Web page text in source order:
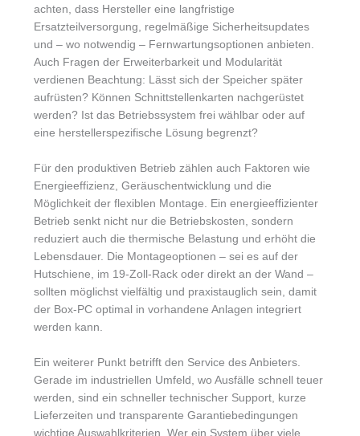
achten, dass Hersteller eine langfristige
Ersatzteilversorgung, regelmäßige Sicherheitsupdates
und – wo notwendig – Fernwartungsoptionen anbieten.
Auch Fragen der Erweiterbarkeit und Modularität
verdienen Beachtung: Lässt sich der Speicher später
aufrüsten? Können Schnittstellenkarten nachgerüstet
werden? Ist das Betriebssystem frei wählbar oder auf
eine herstellerspezifische Lösung begrenzt?
Für den produktiven Betrieb zählen auch Faktoren wie
Energieeffizienz, Geräuschentwicklung und die
Möglichkeit der flexiblen Montage. Ein energieeffizienter
Betrieb senkt nicht nur die Betriebskosten, sondern
reduziert auch die thermische Belastung und erhöht die
Lebensdauer. Die Montageoptionen – sei es auf der
Hutschiene, im 19-Zoll-Rack oder direkt an der Wand –
sollten möglichst vielfältig und praxistauglich sein, damit
der Box-PC optimal in vorhandene Anlagen integriert
werden kann.
Ein weiterer Punkt betrifft den Service des Anbieters.
Gerade im industriellen Umfeld, wo Ausfälle schnell teuer
werden, sind ein schneller technischer Support, kurze
Lieferzeiten und transparente Garantiebedingungen
wichtige Auswahlkriterien. Wer ein System über viele